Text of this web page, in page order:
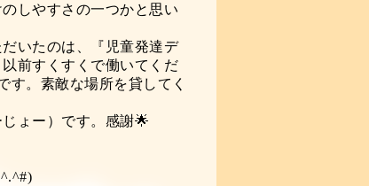
しやすさの一つかと思い
いたのは、『児童発達デ
前すくすくで働いてくだ
す。素敵な場所を貸してく
ょー）です。感謝🌟